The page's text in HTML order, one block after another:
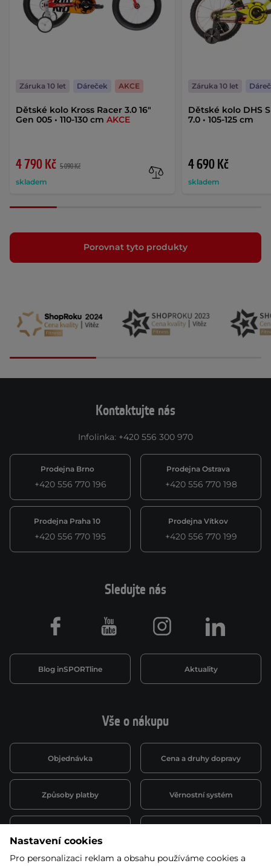
Dětské kolo Kross Racer 3.0 16"
Gen 005 • 110-130 cm AKCE
4 790 Kč 5 090 Kč
skladem
Záruka 10 let Dáreček AKCE
Dětské kolo DHS
7.0 • 105-125 cm
4 690 Kč
skladem
Záruka 10 let
Porovnat tyto produkty
Kontaktujte nás
Infolinka: +420 556 300 970
Prodejna Brno
+420 556 770 196
Prodejna Ostrava
+420 556 770 198
Prodejna Praha 10
+420 556 770 195
Prodejna Vítkov
+420 556 770 199
Vše o nákupu
Objednávka Cena a druhy dopravy
Způsoby platby Věrnostní systém
Půjčovna
Sledujte nás
Blog inSPORTline Aktuality
Facebook Youtube Instagram LinkedIn
Nastavení cookies
Pro personalizaci reklam a obsahu používáme cookies a